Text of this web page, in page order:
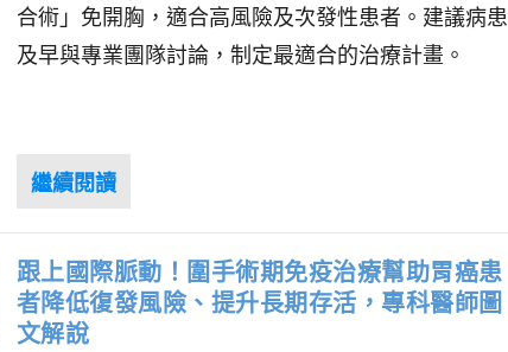
合術」免開胸，適合高風險及次發性患者。建議病患
及早與專業團隊討論，制定最適合的治療計畫。
跟上國際脈動！圍手術期免疫治療幫助胃癌患
者降低復發風險、提升長期存活，專科醫師圖
文解說